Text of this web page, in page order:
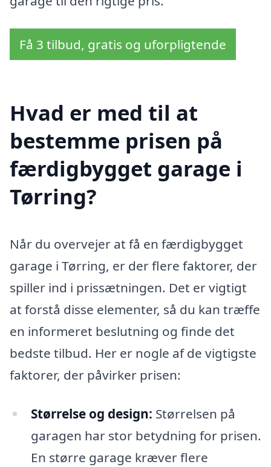
Få 3 tilbud, gratis og uforpligtende
Hvad er med til at
bestemme prisen på
færdigbygget garage i
Tørring?
Når du overvejer at få en færdigbygget
garage i Tørring, er der flere faktorer, der
spiller ind i prissætningen. Det er vigtigt
at forstå disse elementer, så du kan træffe
en informeret beslutning og finde det
bedste tilbud. Her er nogle af de vigtigste
faktorer, der påvirker prisen:
Størrelse og design: Størrelsen på
garagen har stor betydning for prisen.
En større garage kræver flere